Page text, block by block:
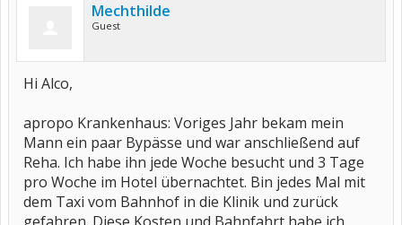
Mechthilde
Guest
Hi Alco,
apropo Krankenhaus: Voriges Jahr bekam mein
Mann ein paar Bypässe und war anschließend auf
Reha. Ich habe ihn jede Woche besucht und 3 Tage
pro Woche im Hotel übernachtet. Bin jedes Mal mit
dem Taxi vom Bahnhof in die Klinik und zurück